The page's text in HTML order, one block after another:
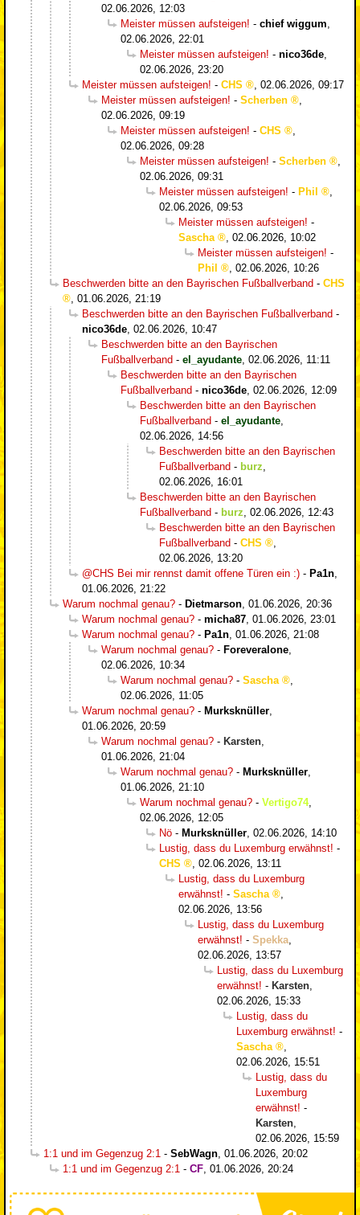
02.06.2026, 12:03
Meister müssen aufsteigen! - chief wiggum
02.06.2026, 22:01
Meister müssen aufsteigen! - nico36de
02.06.2026, 23:20
Meister müssen aufsteigen! - CHS
02.06.2026, 09:17
Meister müssen aufsteigen! - Scherben
02.06.2026, 09:19
Meister müssen aufsteigen! - CHS
02.06.2026, 09:28
Meister müssen aufsteigen! - Scherben
02.06.2026, 09:31
Meister müssen aufsteigen! - Phil
02.06.2026, 09:53
Meister müssen aufsteigen! -
Sascha
02.06.2026, 10:02
Meister müssen aufsteigen! -
Phil
02.06.2026, 10:26
Beschwerden bitte an den Bayrischen Fußballverband - CHS
01.06.2026, 21:19
Beschwerden bitte an den Bayrischen Fußballverband -
nico36de 02.06.2026, 10:47
Beschwerden bitte an den Bayrischen
Fußballverband - el_ayudante 02.06.2026, 11:11
Beschwerden bitte an den Bayrischen
Fußballverband - nico36de 02.06.2026, 12:09
Beschwerden bitte an den Bayrischen
Fußballverband - el_ayudante
02.06.2026, 14:56
Beschwerden bitte an den Bayrischen
Fußballverband - burz
02.06.2026, 16:01
Beschwerden bitte an den Bayrischen
Fußballverband - burz 02.06.2026, 12:43
Beschwerden bitte an den Bayrischen
Fußballverband - CHS
02.06.2026, 13:20
@CHS Bei mir rennst damit offene Türen ein :) - Pa1n
01.06.2026, 21:22
Warum nochmal genau? - Dietmarson 01.06.2026, 20:36
Warum nochmal genau? - micha87 01.06.2026, 23:01
Warum nochmal genau? - Pa1n 01.06.2026, 21:08
Warum nochmal genau? - Foreveralone
02.06.2026, 10:34
Warum nochmal genau? - Sascha
02.06.2026, 11:05
Warum nochmal genau? - Murksknüller
01.06.2026, 20:59
Warum nochmal genau? - Karsten
01.06.2026, 21:04
Warum nochmal genau? - Murksknüller
01.06.2026, 21:10
Warum nochmal genau? - Vertigo74,
02.06.2026, 12:05
Nö - Murksknüller 02.06.2026, 14:10
Lustig, dass du Luxemburg erwähnst! -
CHS
02.06.2026, 13:11
Lustig, dass du Luxemburg
erwähnst! - Sascha
02.06.2026, 13:56
Lustig, dass du Luxemburg
erwähnst! - Spekka
02.06.2026, 13:57
Lustig, dass du Luxemburg
erwähnst! - Karsten
02.06.2026, 15:33
Lustig, dass du
Luxemburg erwähnst! -
Sascha
02.06.2026, 15:51
Lustig, dass du
Luxemburg
erwähnst! -
Karsten
02.06.2026, 15:59
1:1 und im Gegenzug 2:1 - SebWagn 01.06.2026, 20:02
1:1 und im Gegenzug 2:1 - CF 01.06.2026, 20:24